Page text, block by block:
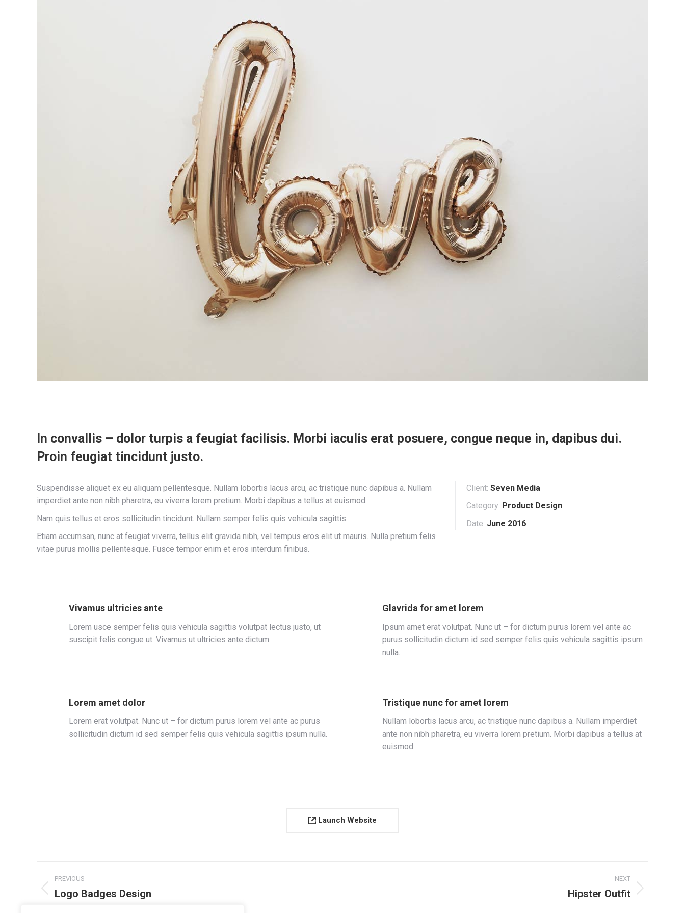
In convallis – dolor turpis a feugiat facilisis. Morbi iaculis erat posuere, congue neque in, dapibus dui.
Proin feugiat tincidunt justo.
Suspendisse aliquet ex eu aliquam pellentesque. Nullam lobortis lacus arcu, ac tristique nunc dapibus a. Nullam
imperdiet ante non nibh pharetra, eu viverra lorem pretium. Morbi dapibus a tellus at euismod.
Nam quis tellus et eros sollicitudin tincidunt. Nullam semper felis quis vehicula sagittis.
Etiam accumsan, nunc at feugiat viverra, tellus elit gravida nibh, vel tempus eros elit ut mauris. Nulla pretium felis
vitae purus mollis pellentesque. Fusce tempor enim et eros interdum finibus.
Client: Seven Media
Category: Product Design
Date: June 2016
Vivamus ultricies ante
Lorem usce semper felis quis vehicula sagittis volutpat lectus justo, ut
suscipit felis congue ut. Vivamus ut ultricies ante dictum.
Glavrida for amet lorem
Ipsum amet erat volutpat. Nunc ut – for dictum purus lorem vel ante ac
purus sollicitudin dictum id sed semper felis quis vehicula sagittis ipsum
nulla.
Lorem amet dolor
Lorem erat volutpat. Nunc ut – for dictum purus lorem vel ante ac purus
sollicitudin dictum id sed semper felis quis vehicula sagittis ipsum nulla.
Tristique nunc for amet lorem
Nullam lobortis lacus arcu, ac tristique nunc dapibus a. Nullam imperdiet
ante non nibh pharetra, eu viverra lorem pretium. Morbi dapibus a tellus at
euismod.
Launch Website
Project
navigation
PREVIOUS
Previous
Logo Badges Design
NEXT
Hipster Outfit